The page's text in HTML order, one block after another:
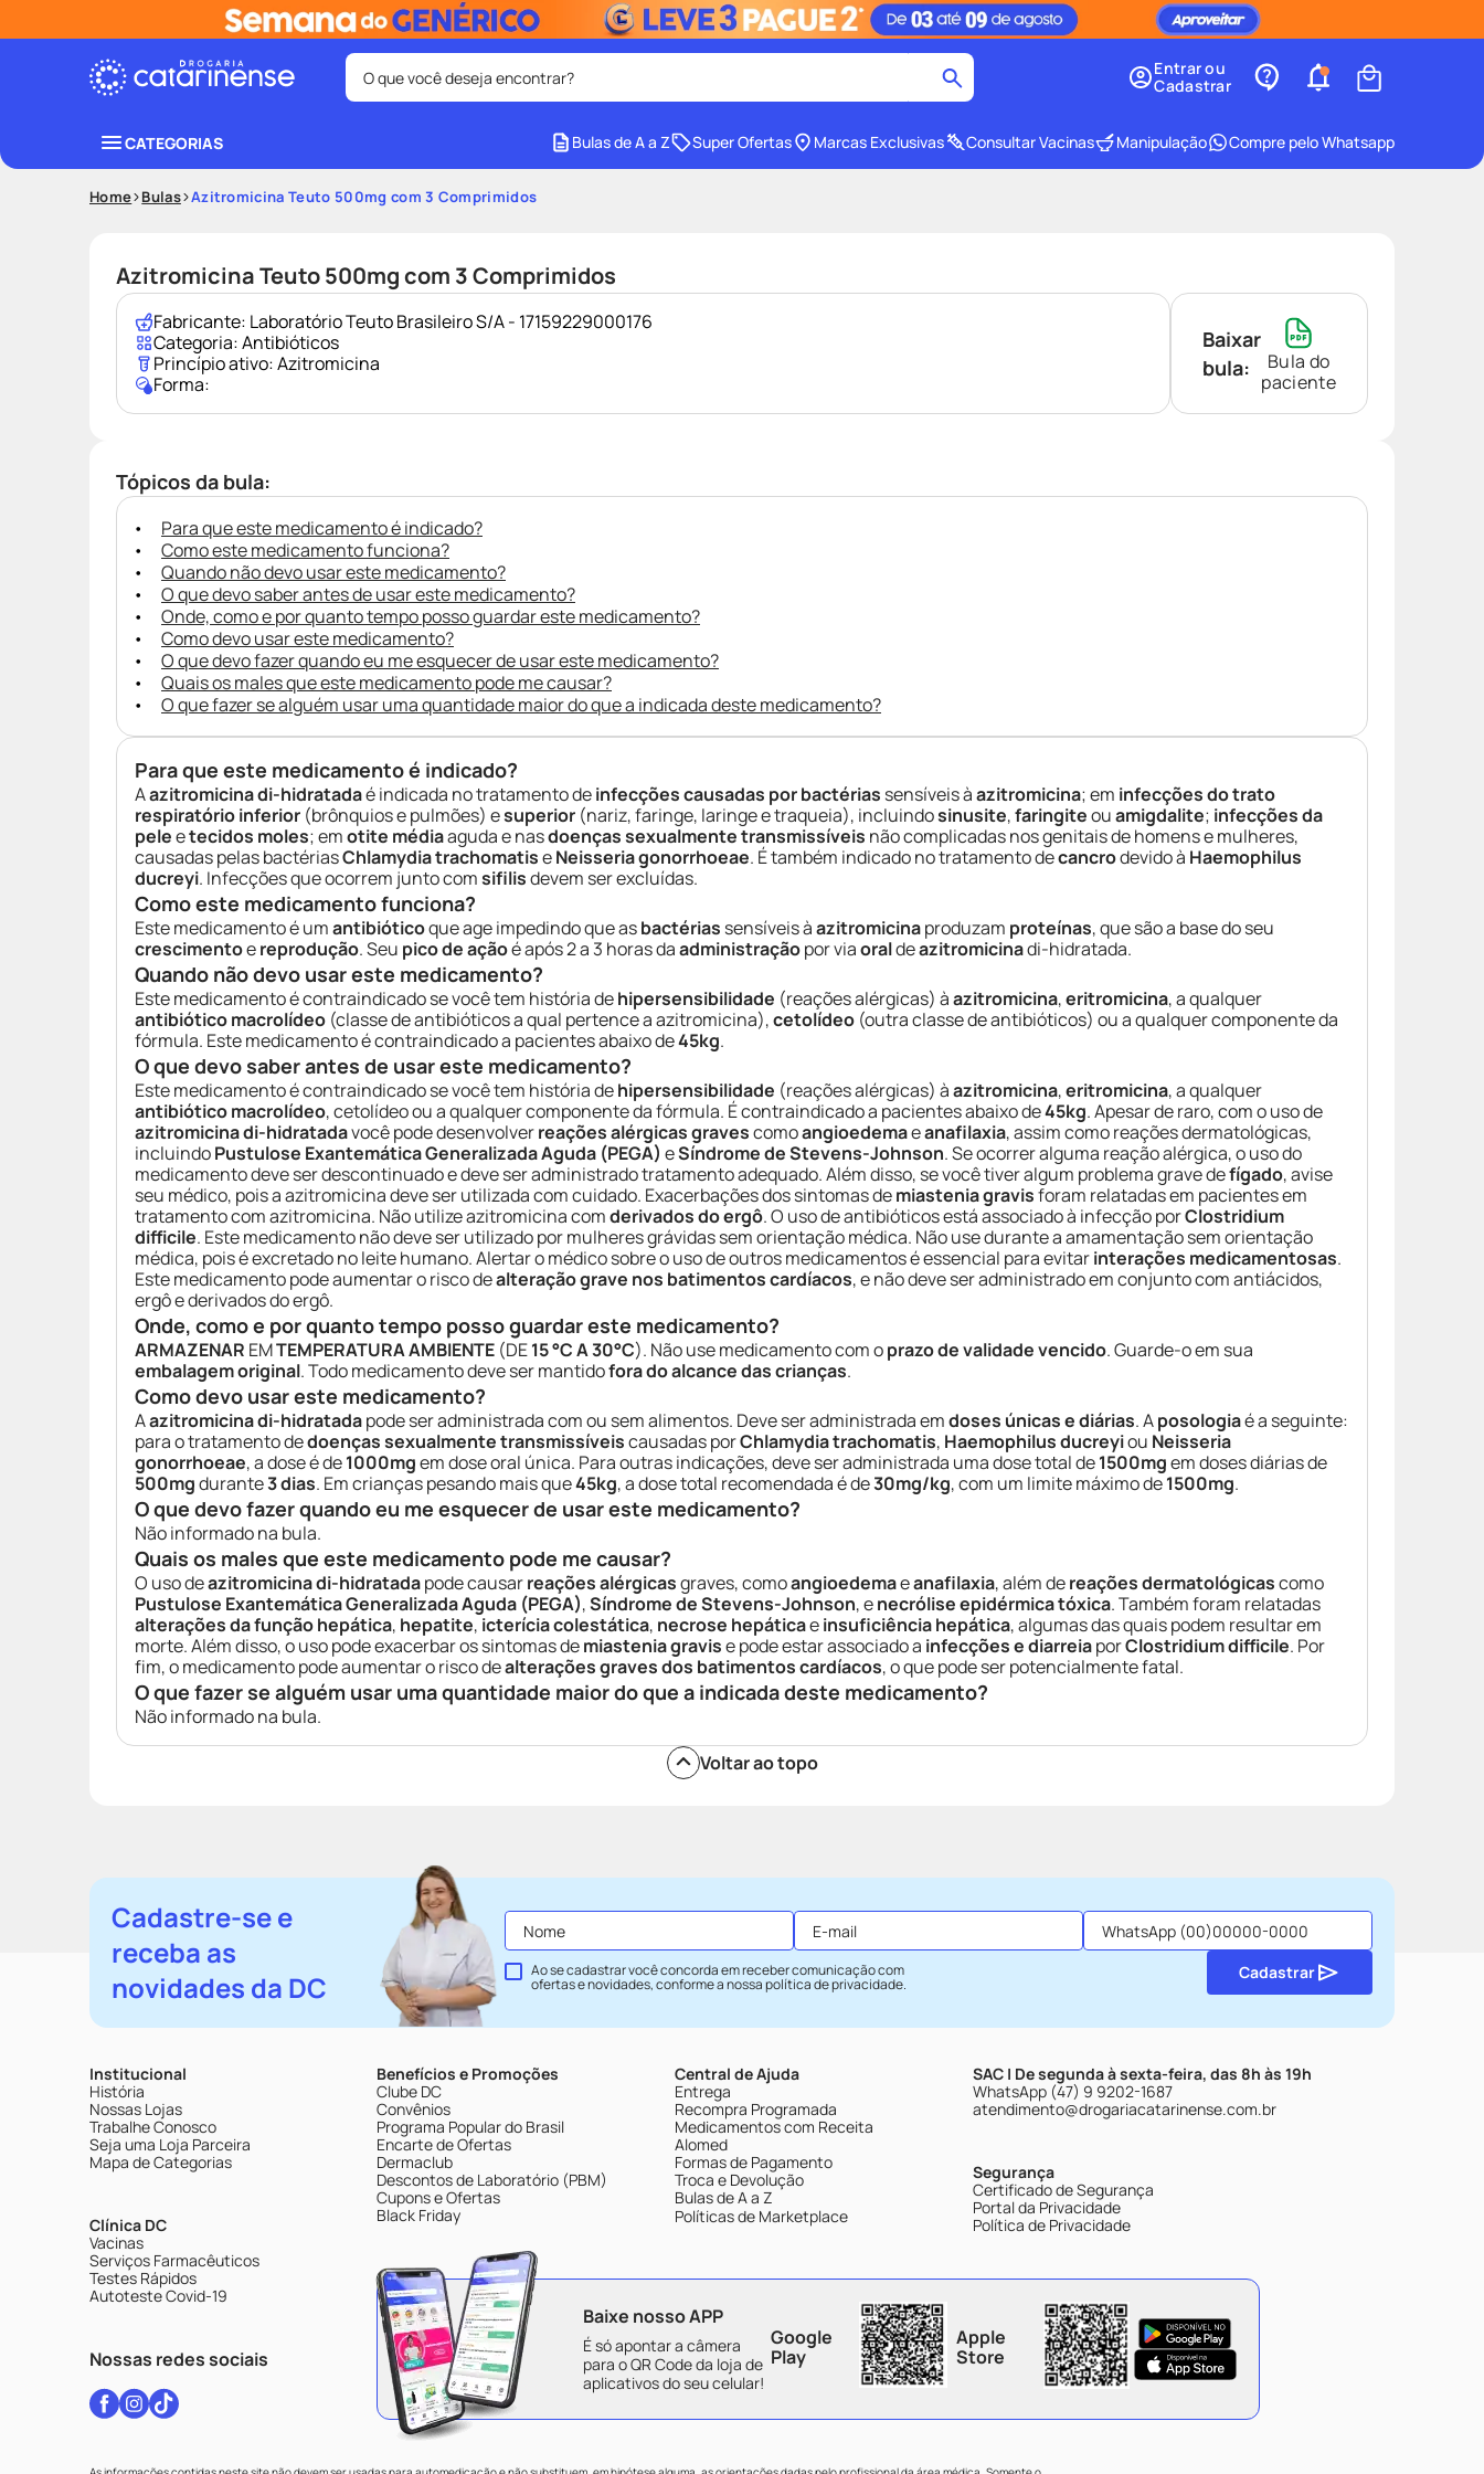
O que você deseja encontrar?
3º shampoo
7º protetor solar 8º desodorante
Entrar ou
Cadastrar
CATEGORIAS Bulas de A a Z Super Ofertas Marcas Exclusivas Consultar Vacinas Manipulação Compre pelo Whatsapp
Home Bulas Azitromicina Teuto 500mg com 3 Comprimidos
Azitromicina Teuto 500mg com 3 Comprimidos
Fabricante: Laboratório Teuto Brasileiro S/A - 17159229000176
Categoria:Antibióticos
Princípio ativo:Azitromicina
Forma:
Baixar
bula:
Bula do
paciente
Tópicos da bula:
Para que este medicamento é indicado?
Como este medicamento funciona?
Quando não devo usar este medicamento?
O que devo saber antes de usar este medicamento?
Onde, como e por quanto tempo posso guardar este medicamento?
Como devo usar este medicamento?
O que devo fazer quando eu me esquecer de usar este medicamento?
Quais os males que este medicamento pode me causar?
O que fazer se alguém usar uma quantidade maior do que a indicada deste medicamento?
Para que este medicamento é indicado?
Aazitromicina di-hidratadaé indicada no tratamento deinfecções causadas por bactérias sensíveis àazitromicina; em infecções do trato
respiratório inferior (brônquios e pulmões) esuperior (nariz, faringe, laringe e traqueia), incluindosinusite,faringiteouamigdalite; infecções da
peleetecidos moles; emotite médiaaguda e nasdoenças sexualmente transmissíveis não complicadas nos genitais de homens e mulheres,
causadas pelas bactériasChlamydia trachomatiseNeisseria gonorrhoeae. É também indicado no tratamento decancrodevido à Haemophilus
ducreyi. Infecções que ocorrem junto comsifilisdevem ser excluídas.
Como este medicamento funciona?
Este medicamento é umantibióticoque age impedindo que asbactérias sensíveis àazitromicinaproduzam proteínas, que são a base do seu
crescimentoereprodução. Seu pico de açãoé após 2 a 3 horas daadministraçãopor viaoraldeazitromicinadi-hidratada.
Quando não devo usar este medicamento?
Este medicamento é contraindicado se você tem história dehipersensibilidade (reações alérgicas) àazitromicina,eritromicina, a qualquer
antibiótico macrolídeo (classe de antibióticos a qual pertence a azitromicina),cetolídeo (outra classe de antibióticos) ou a qualquer componente da
fórmula. Este medicamento é contraindicado a pacientes abaixo de45kg.
O que devo saber antes de usar este medicamento?
Este medicamento é contraindicado se você tem história dehipersensibilidade (reações alérgicas) àazitromicina,eritromicina, a qualquer
antibiótico macrolídeo, cetolídeo ou a qualquer componente da fórmula. É contraindicado a pacientes abaixo de45kg. Apesar de raro, com o uso de
azitromicina di-hidratadavocê pode desenvolverreações alérgicas gravescomoangioedemaeanafilaxia, assim como reações dermatológicas,
incluindoPustulose Exantemática Generalizada Aguda (PEGA) eSíndrome de Stevens-Johnson. Se ocorrer alguma reação alérgica, o uso do
medicamento deve ser descontinuado e deve ser administrado tratamento adequado. Além disso, se você tiver algum problema grave defígado, avise
seu médico, pois a azitromicina deve ser utilizada com cuidado. Exacerbações dos sintomas demiastenia gravisforam relatadas em pacientes em
tratamento com azitromicina. Não utilize azitromicina comderivados do ergô. O uso de antibióticos está associado à infecção porClostridium
difficile. Este medicamento não deve ser utilizado por mulheres grávidas sem orientação médica. Não use durante a amamentação sem orientação
médica, pois é excretado no leite humano. Alertar o médico sobre o uso de outros medicamentos é essencial para evitarinterações medicamentosas.
Este medicamento pode aumentar o risco dealteração grave nos batimentos cardíacos, e não deve ser administrado em conjunto com antiácidos,
ergô e derivados do ergô.
Onde, como e por quanto tempo posso guardar este medicamento?
ARMAZENAR EMTEMPERATURA AMBIENTE (DE15 °C A 30°C). Não use medicamento com oprazo de validade vencido. Guarde-o em sua
embalagem original. Todo medicamento deve ser mantidofora do alcance das crianças.
Como devo usar este medicamento?
Aazitromicina di-hidratadapode ser administrada com ou sem alimentos. Deve ser administrada emdoses únicas e diárias. Aposologiaé a seguinte:
para o tratamento dedoenças sexualmente transmissíveiscausadas porChlamydia trachomatis, Haemophilus ducreyiou Neisseria
gonorrhoeae, a dose é de1000mgem dose oral única. Para outras indicações, deve ser administrada uma dose total de1500mgem doses diárias de
500mgdurante3 dias. Em crianças pesando mais que45kg, a dose total recomendada é de30mg/kg, com um limite máximo de1500mg.
O que devo fazer quando eu me esquecer de usar este medicamento?
Não informado na bula.
Quais os males que este medicamento pode me causar?
O uso deazitromicina di-hidratadapode causarreações alérgicasgraves, comoangioedemaeanafilaxia, além dereações dermatológicascomo
Pustulose Exantemática Generalizada Aguda (PEGA),Síndrome de Stevens-Johnson, enecrólise epidérmica tóxica. Também foram relatadas
alterações da função hepática, hepatite, icterícia colestática, necrose hepáticaeinsuficiência hepática, algumas das quais podem resultar em
morte. Além disso, o uso pode exacerbar os sintomas demiastenia gravise pode estar associado a infecções e diarreiaporClostridium difficile. Por
fim, o medicamento pode aumentar o risco dealterações graves dos batimentos cardíacos, o que pode ser potencialmente fatal.
O que fazer se alguém usar uma quantidade maior do que a indicada deste medicamento?
Não informado na bula.
Voltar ao topo
Cadastre-se e
receba as
novidades da DC
Ao se cadastrar você concorda em receber comunicação com
ofertas e novidades, conforme a nossapolítica de privacidade.
Cadastrar
Institucional
História
Nossas Lojas
Trabalhe Conosco
Seja uma Loja Parceira
Mapa de Categorias
Clínica DC
Vacinas
Serviços Farmacêuticos
Testes Rápidos
Autoteste Covid-19
Nossas redes sociais
Benefícios e Promoções
Clube DC
Convênios
Programa Popular do Brasil
Encarte de Ofertas
Dermaclub
Descontos de Laboratório (PBM)
Cupons e Ofertas
Black Friday
Central de Ajuda
Entrega
Recompra Programada
Medicamentos com Receita
Alomed
Formas de Pagamento
Troca e Devolução
Bulas de A a Z
Políticas de Marketplace
SAC | De segunda à sexta-feira, das 8h às 19h
WhatsApp (47) 9 9202-1687
atendimento@drogariacatarinense.com.br
Segurança
Certificado de Segurança
Portal da Privacidade
Política de Privacidade
Baixe nosso APP
É só apontar a câmera
para o QR Code da loja de
aplicativos do seu celular!
Google
Play
Apple
Store